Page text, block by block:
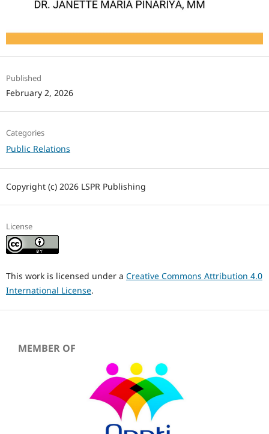
Published
February 2, 2026
Categories
Public Relations
Copyright (c) 2026 LSPR Publishing
License
This work is licensed under a Creative Commons Attribution 4.0
International License.
MEMBER OF